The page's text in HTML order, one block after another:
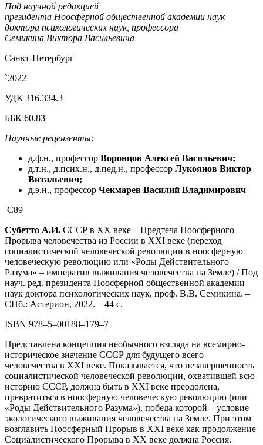
Под научной редакцией
президента Ноосферной общественной академии наук
доктора психологических наук, профессора
Семикина Виктора Васильевича
Санкт-Петербург
`2022
УДК 316.334.3
ББК 60.83
Научные рецензенты:
д.ф.н., профессор Воронцов Алексей Васильевич;
д.т.н., д.псих.н., д.пед.н., профессор Лукоянов Виктор
Витальевич;
д.э.н., профессор Чекмарев Василий Владимирович
С89
Субетто А.И. СССР в ХХ веке – Предтеча Ноосферного
Прорыва человечества из России в XXI веке (переход
социалистической человеческой революции в ноосферную
человеческую революцию или «Роды Действительного
Разума» – императив выживания человечества на Земле) / Под
науч. ред. президента Ноосферной общественной академии
наук доктора психологических наук, проф. В.В. Семикина. –
СПб.: Астерион, 2022. – 44 с.
ISBN 978–5–00188–179–7
Представлена концепция необычного взгляда на всемирно-
историческое значение СССР для будущего всего
человечества в XXI веке. Показывается, что незавершенность
социалистической человеческой революции, охватившей всю
историю СССР, должна быть в XXI веке преодолена,
превратиться в ноосферную человеческую революцию (или
«Роды Действительного Разума»), победа которой – условие
экологического выживания человечества на Земле. При этом
возглавить Ноосферный Прорыв в XXI веке как продолжение
Социалистического Прорыва в ХХ веке должна Россия.